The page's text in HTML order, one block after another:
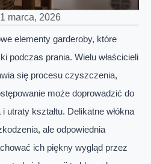
marca, 2026
elementy garderoby, które
podczas prania. Wielu właścicieli
się procesu czyszczenia,
może doprowadzić do
utraty kształtu. Delikatne włókna
ale odpowiednia
ich piękny wygląd przez